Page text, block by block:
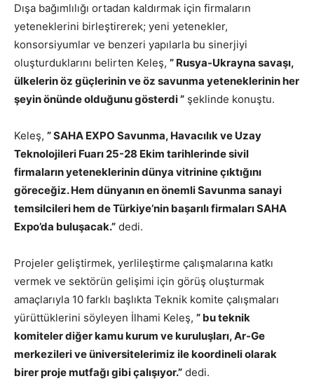
Dışa bağımlılığı ortadan kaldırmak için firmaların
yeteneklerini birleştirerek; yeni yetenekler,
konsorsiyumlar ve benzeri yapılarla bu sinerjiyi
oluşturduklarını belirten Keleş, ” Rusya-Ukrayna savaşı,
ülkelerin öz güçlerinin ve öz savunma yeteneklerinin her
şeyin önünde olduğunu gösterdi ” şeklinde konuştu.
Keleş, ” SAHA EXPO Savunma, Havacılık ve Uzay
Teknolojileri Fuarı 25-28 Ekim tarihlerinde sivil
firmaların yeteneklerinin dünya vitrinine çıktığını
göreceğiz. Hem dünyanın en önemli Savunma sanayi
temsilcileri hem de Türkiye’nin başarılı firmaları SAHA
Expo’da buluşacak.” dedi.
Projeler geliştirmek, yerlileştirme çalışmalarına katkı
vermek ve sektörün gelişimi için görüş oluşturmak
amaçlarıyla 10 farklı başlıkta Teknik komite çalışmaları
yürüttüklerini söyleyen İlhami Keleş, ” bu teknik
komiteler diğer kamu kurum ve kuruluşları, Ar-Ge
merkezileri ve üniversitelerimiz ile koordineli olarak
birer proje mutfağı gibi çalışıyor.” dedi.